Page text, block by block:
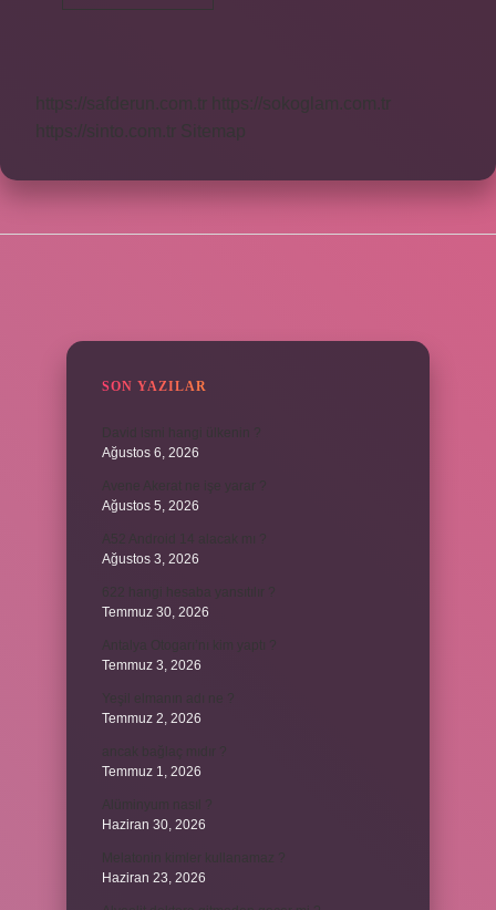
Çekme
https://safderun.com.tr
https://sokoglam.com.tr
https://sinto.com.tr
Sitemap
SON YAZILAR
Ağustos 6, 2026
Ağustos 5, 2026
Ağustos 3, 2026
Temmuz 30, 2026
Temmuz 3, 2026
Temmuz 2, 2026
Temmuz 1, 2026
Haziran 30, 2026
Haziran 23, 2026